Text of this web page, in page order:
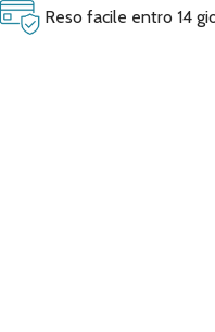
Reso facile entro 14